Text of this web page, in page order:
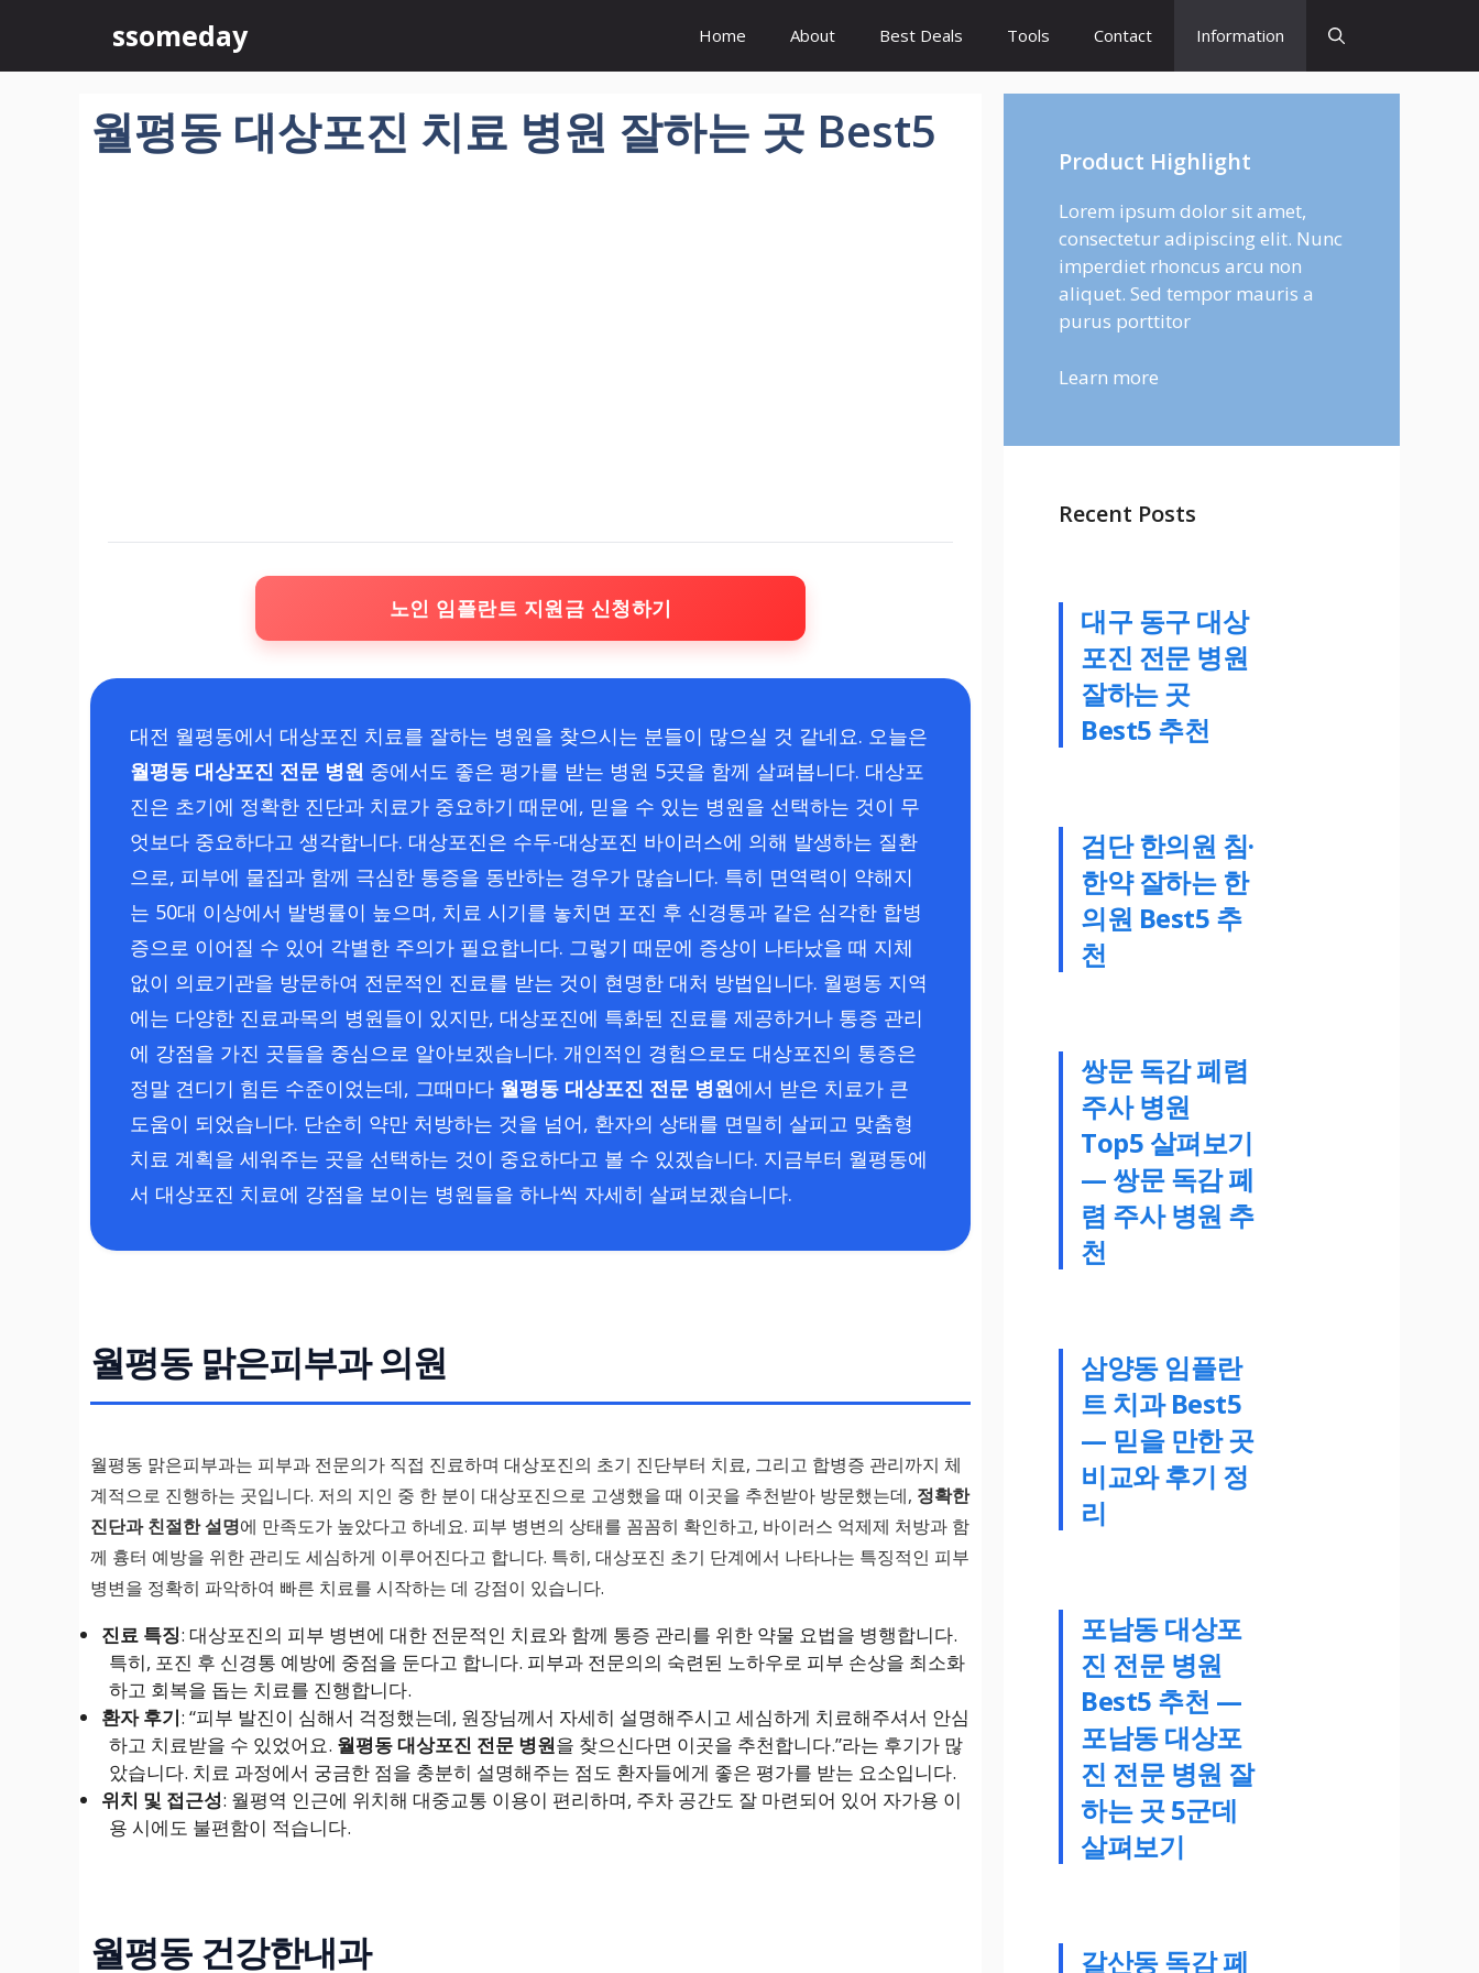
츠
ssomeday Home About Best Deals Tools Contact Information
월평동 대상포진 치료 병원 잘하는 곳 Best5
노인 임플란트 지원금 신청하기
대전 월평동에서 대상포진 치료를 잘하는 병원을 찾으시는 분들이 많으실 것 같네요. 오늘은
월평동 대상포진 전문 병원 중에서도 좋은 평가를 받는 병원 5곳을 함께 살펴봅니다. 대상포
진은 초기에 정확한 진단과 치료가 중요하기 때문에, 믿을 수 있는 병원을 선택하는 것이 무
엇보다 중요하다고 생각합니다. 대상포진은 수두-대상포진 바이러스에 의해 발생하는 질환
으로, 피부에 물집과 함께 극심한 통증을 동반하는 경우가 많습니다. 특히 면역력이 약해지
는 50대 이상에서 발병률이 높으며, 치료 시기를 놓치면 포진 후 신경통과 같은 심각한 합병
증으로 이어질 수 있어 각별한 주의가 필요합니다. 그렇기 때문에 증상이 나타났을 때 지체
없이 의료기관을 방문하여 전문적인 진료를 받는 것이 현명한 대처 방법입니다. 월평동 지역
에는 다양한 진료과목의 병원들이 있지만, 대상포진에 특화된 진료를 제공하거나 통증 관리
에 강점을 가진 곳들을 중심으로 알아보겠습니다. 개인적인 경험으로도 대상포진의 통증은
정말 견디기 힘든 수준이었는데, 그때마다 월평동 대상포진 전문 병원에서 받은 치료가 큰
도움이 되었습니다. 단순히 약만 처방하는 것을 넘어, 환자의 상태를 면밀히 살피고 맞춤형
치료 계획을 세워주는 곳을 선택하는 것이 중요하다고 볼 수 있겠습니다. 지금부터 월평동에
서 대상포진 치료에 강점을 보이는 병원들을 하나씩 자세히 살펴보겠습니다.
월평동 맑은피부과 의원
월평동 맑은피부과는 피부과 전문의가 직접 진료하며 대상포진의 초기 진단부터 치료, 그리고 합병증 관리까지 체
계적으로 진행하는 곳입니다. 저의 지인 중 한 분이 대상포진으로 고생했을 때 이곳을 추천받아 방문했는데, 정확한
진단과 친절한 설명에 만족도가 높았다고 하네요. 피부 병변의 상태를 꼼꼼히 확인하고, 바이러스 억제제 처방과 함
께 흉터 예방을 위한 관리도 세심하게 이루어진다고 합니다. 특히, 대상포진 초기 단계에서 나타나는 특징적인 피부
병변을 정확히 파악하여 빠른 치료를 시작하는 데 강점이 있습니다.
진료 특징: 대상포진의 피부 병변에 대한 전문적인 치료와 함께 통증 관리를 위한 약물 요법을 병행합니다.
특히, 포진 후 신경통 예방에 중점을 둔다고 합니다. 피부과 전문의의 숙련된 노하우로 피부 손상을 최소화
하고 회복을 돕는 치료를 진행합니다.
환자 후기: “피부 발진이 심해서 걱정했는데, 원장님께서 자세히 설명해주시고 세심하게 치료해주셔서 안심
하고 치료받을 수 있었어요. 월평동 대상포진 전문 병원을 찾으신다면 이곳을 추천합니다.”라는 후기가 많
았습니다. 치료 과정에서 궁금한 점을 충분히 설명해주는 점도 환자들에게 좋은 평가를 받는 요소입니다.
위치 및 접근성: 월평역 인근에 위치해 대중교통 이용이 편리하며, 주차 공간도 잘 마련되어 있어 자가용 이
용 시에도 불편함이 적습니다.
월평동 건강한내과
Product Highlight
Lorem ipsum dolor sit amet,
consectetur adipiscing elit. Nunc
imperdiet rhoncus arcu non
aliquet. Sed tempor mauris a
purus porttitor
Learn more
Recent Posts
대구 동구 대상
포진 전문 병원
잘하는 곳
Best5 추천
검단 한의원 침·
한약 잘하는 한
의원 Best5 추
천
쌍문 독감 폐렴
주사 병원
Top5 살펴보기
— 쌍문 독감 폐
렴 주사 병원 추
천
삼양동 임플란
트 치과 Best5
— 믿을 만한 곳
비교와 후기 정
리
포남동 대상포
진 전문 병원
Best5 추천 —
포남동 대상포
진 전문 병원 잘
하는 곳 5군데
살펴보기
갈산동 독감 폐